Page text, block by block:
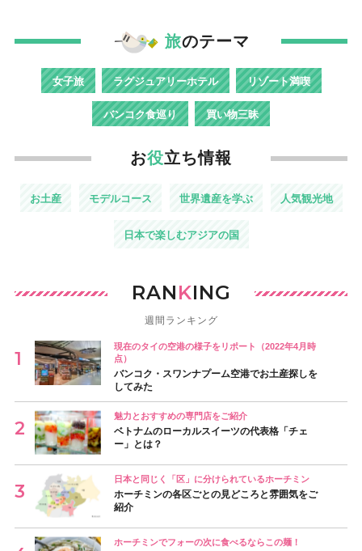
旅のテーマ
女子旅 ラグジュアリーホテル リゾート満喫
バンコク食巡り 買い物三昧
お役立ち情報
お土産 モデルコース 世界遺産を学ぶ 人気観光地
日本で楽しむアジアの国
RANKING
週間ランキング
現在のタイの空港の様子をリポート（2022年4月時
点）
バンコク・スワンナプーム空港でお土産探しを
してみた
魅力とおすすめの専門店をご紹介
ベトナムのローカルスイーツの代表格「チェ
ー」とは？
日本と同じく「区」に分けられているホーチミン
ホーチミンの各区ごとの見どころと雰囲気をご
紹介
ホーチミンでフォーの次に食べるならこの麺！